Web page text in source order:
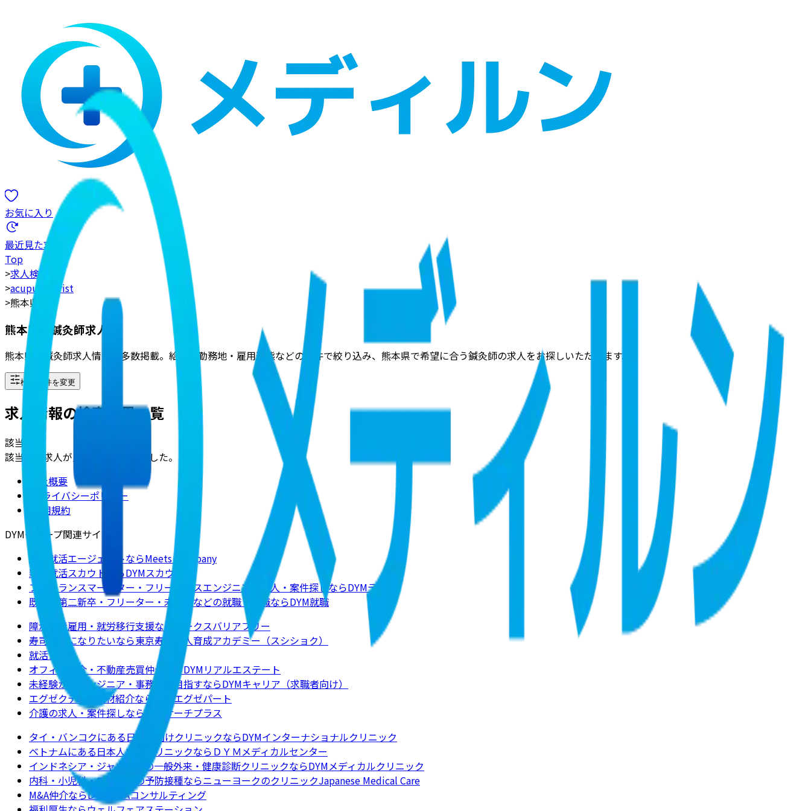
お気に入り
最近見た求人
Top
>求人検索
>acupuncturist
>熊本県
熊本県の鍼灸師求人
熊本県の鍼灸師求人情報を多数掲載。給与・勤務地・雇用形態などの条件で絞り込み、熊本県で希望に合う鍼灸師の求人をお探しいただけます。
検索条件を変更
求人情報の検索結果一覧
該当
該当する求人が見つかりませんでした。
会社概要
プライバシーポリシー
利用規約
DYMグループ関連サイト
新卒就活エージェントならMeets Company
新卒就活スカウトならDYMスカウト
フリーランスマーケター・フリーランスエンジニアの求人・案件探しならDYMテック
既卒・第二新卒・フリーター・未経験などの就職・転職ならDYM就職
障がい者雇用・就労移行支援ならワークスバリアフリー
寿司職人になりたいなら東京寿司職人育成アカデミー（スシショク）
就活ノート
オフィス仲介・不動産売買仲介ならDYMリアルエステート
未経験からエンジニア・事務職を目指すならDYMキャリア（求職者向け）
エグゼクティブ人材紹介ならDYMエグゼパート
介護の求人・案件探しなら介護サーチプラス
タイ・バンコクにある日本人向けクリニックならDYMインターナショナルクリニック
ベトナムにある日本人向けクリニックならＤＹＭメディカルセンター
インドネシア・ジャカルタの一般外来・健康診断クリニックならDYMメディカルクリニック
内科・小児科・ワクチンの予防接種ならニューヨークのクリニックJapanese Medical Care
M&A仲介ならDYM M&Aコンサルティング